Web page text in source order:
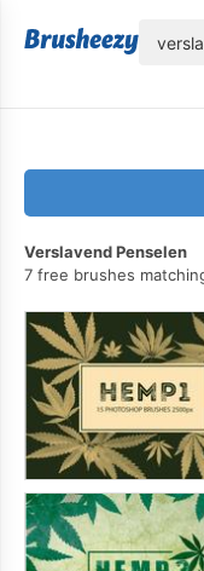
Verslavend Penselen
7 free brushes